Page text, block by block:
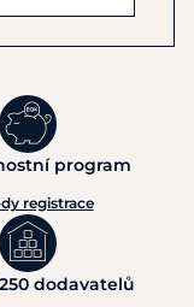
se v trávicím
Patří mezi
tvoří gel, který
jejich
písku
určit potřebu
program
registrace
dodavatelů